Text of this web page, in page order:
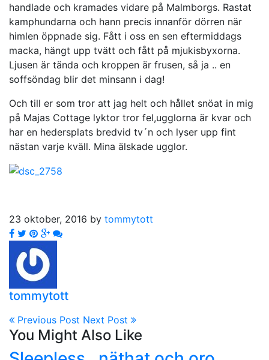
handlade och kramades vidare på Malmborgs. Rastat
kamphundarna och hann precis innanför dörren när
himlen öppnade sig. Fått i oss en sen eftermiddags
macka, hängt upp tvätt och fått på mjukisbyxorna.
Ljusen är tända och kroppen är frusen, så ja .. en
soffsöndag blir det minsann i dag!
Och till er som tror att jag helt och hållet snöat in mig
på Majas Cottage lyktor tror fel,ugglorna är kvar och
har en hedersplats bredvid tv´n och lyser upp fint
nästan varje kväll. Mina älskade ugglor.
23 oktober, 2016 by tommytott
tommytott
Previous Post Next Post
You Might Also Like